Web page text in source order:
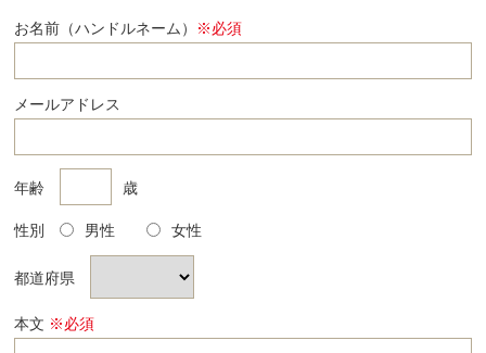
お名前（ハンドルネーム） ※必須
メールアドレス
年齢 歳
性別 男性 女性
都道府県
本文 ※必須